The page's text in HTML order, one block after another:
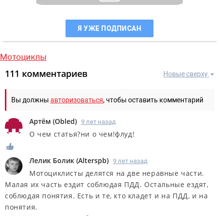
Я УЖЕ ПОДПИСАН
Мотоциклы
Новые сверху
111 комментариев
Вы должны авторизоваться, чтобы оставить комментарий
Артём (Obled) 9 лет назад
О чем статья?ни о чем!флуд!
Лелик Болик (Alterspb) 9 лет назад
Мотоциклисты делятся на две неравные части.
Малая их часть ездит соблюдая ПДД. Остальные ездят,
соблюдая понятия. Есть и те, кто кладет и на ПДД, и на
понятия.